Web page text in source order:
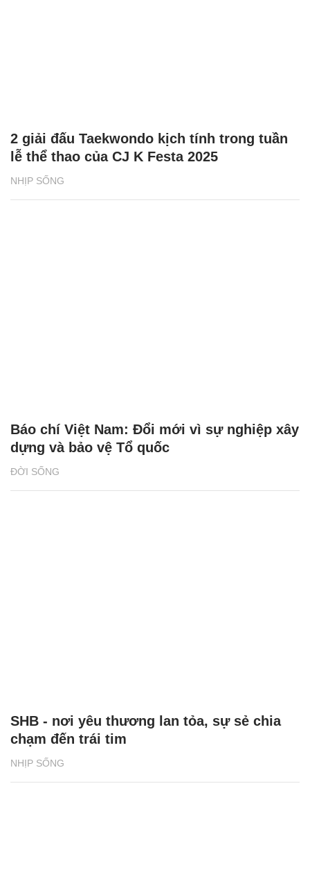
NHỊP SỐNG
2 giải đấu Taekwondo kịch tính trong tuần
lễ thể thao của CJ K Festa 2025
ĐỜI SỐNG
Báo chí Việt Nam: Đổi mới vì sự nghiệp xây
dựng và bảo vệ Tổ quốc
NHỊP SỐNG
SHB - nơi yêu thương lan tỏa, sự sẻ chia
chạm đến trái tim